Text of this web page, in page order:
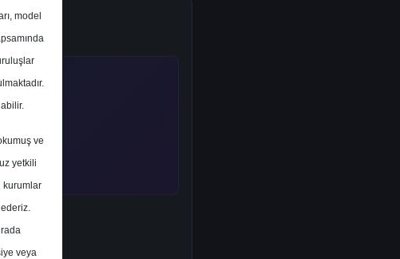
model
ve
yetkili
kurumlar
veya